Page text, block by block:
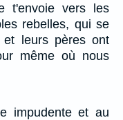
t'envoie vers les
rebelles, qui se
leurs pères ont
même où nous
impudente et au